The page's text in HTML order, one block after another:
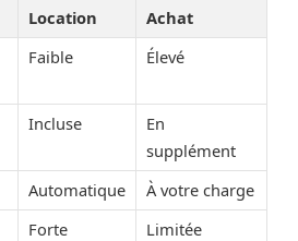
Location
Achat
Faible Élevé
Incluse
En
supplément
Automatique
À votre charge
Forte Limitée